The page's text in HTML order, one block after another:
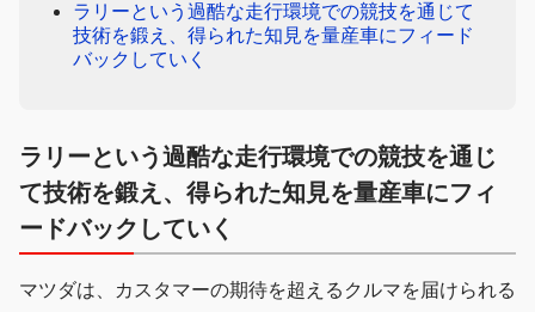
ラリーという過酷な走行環境での競技を通じて
技術を鍛え、得られた知見を量産車にフィード
バックしていく
ラリーという過酷な走行環境での競技を通じ
て技術を鍛え、得られた知見を量産車にフィ
ードバックしていく
マツダは、カスタマーの期待を超えるクルマを届けられる